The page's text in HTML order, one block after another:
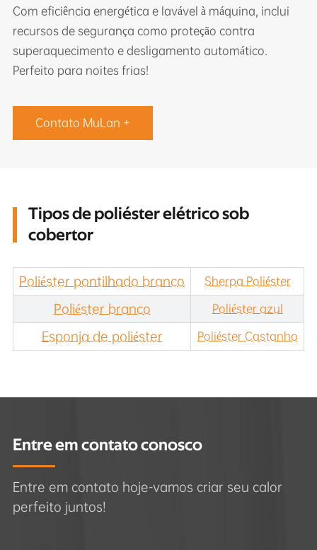
Com eficiência energética e lavável à máquina, inclui
recursos de segurança como proteção contra
superaquecimento e desligamento automático.
Perfeito para noites frias!
Contato MuLan +
Tipos de poliéster elétrico sob
cobertor
Poliéster pontilhado branco Sherpa Poliéster
Poliéster branco Poliéster azul
Esponja de poliéster Poliéster Castanho
Entre em contato conosco
Entre em contato hoje-vamos criar seu calor
perfeito juntos!